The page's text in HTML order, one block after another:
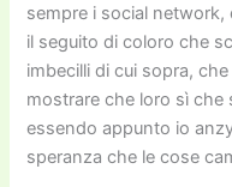
sempre i social
il seguito di coloro che
imbecilli di cui sopra,
mostrare che loro sì che
essendo appunto io
speranza che le cose